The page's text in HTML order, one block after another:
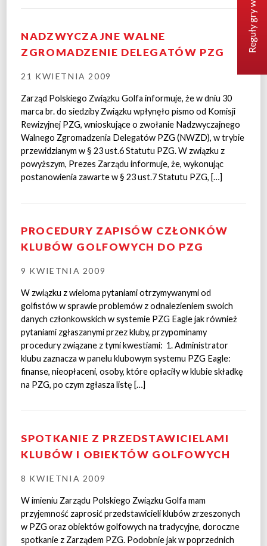
NADZWYCZAJNE WALNE
ZGROMADZENIE DELEGATÓW PZG
21 KWIETNIA 2009
Zarząd Polskiego Związku Golfa informuje, że w dniu 30
marca br. do siedziby Związku wpłynęło pismo od Komisji
Rewizyjnej PZG, wnioskujące o zwołanie Nadzwyczajnego
Walnego Zgromadzenia Delegatów PZG (NWZD), w trybie
przewidzianym w § 23 ust.6 Statutu PZG. W związku z
powyższym, Prezes Zarządu informuje, że, wykonując
postanowienia zawarte w § 23 ust.7 Statutu PZG, […]
PROCEDURY ZAPISÓW CZŁONKÓW
KLUBÓW GOLFOWYCH DO PZG
9 KWIETNIA 2009
W związku z wieloma pytaniami otrzymywanymi od
golfistów w sprawie problemów z odnalezieniem swoich
danych członkowskich w systemie PZG Eagle jak również
pytaniami zgłaszanymi przez kluby, przypominamy
procedury związane z tymi kwestiami: 1. Administrator
klubu zaznacza w panelu klubowym systemu PZG Eagle:
finanse, nieopłaceni, osoby, które opłaciły w klubie składkę
na PZG, po czym zgłasza listę […]
SPOTKANIE Z PRZEDSTAWICIELAMI
KLUBÓW I OBIEKTÓW GOLFOWYCH
8 KWIETNIA 2009
W imieniu Zarządu Polskiego Związku Golfa mam
przyjemność zaprosić przedstawicieli klubów zrzeszonych
w PZG oraz obiektów golfowych na tradycyjne, doroczne
spotkanie z Zarządem PZG. Podobnie jak w poprzednich